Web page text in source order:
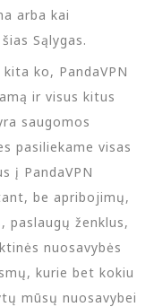
arba kai
Sąlygas.
ko, PandaVPN
ir visus kitus
saugomos
pasiliekame visas
į PandaVPN
be apribojimų,
paslaugų ženklus,
nuosavybės
kurie bet kokiu
mūsų nuosavybei